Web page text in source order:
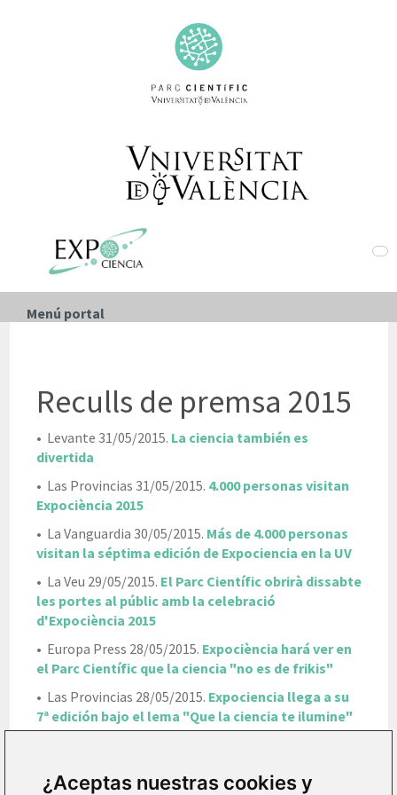
¿Aceptas nuestras cookies y
Menú portal
Reculls de premsa 2015
• Levante 31/05/2015. La ciencia también es
divertida
• Las Provincias 31/05/2015. 4.000 personas visitan
Expociència 2015
• La Vanguardia 30/05/2015. Más de 4.000 personas
visitan la séptima edición de Expociencia en la UV
• La Veu 29/05/2015. El Parc Científic obrirà dissabte
les portes al públic amb la celebració
d'Expociència 2015
• Europa Press 28/05/2015. Expociència hará ver en
el Parc Científic que la ciencia "no es de frikis"
• Las Provincias 28/05/2015. Expociencia llega a su
7ª edición bajo el lema "Que la ciencia te ilumine"